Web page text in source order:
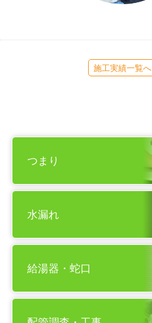
施工実績一覧へ
つまり
水漏れ
給湯器・蛇口